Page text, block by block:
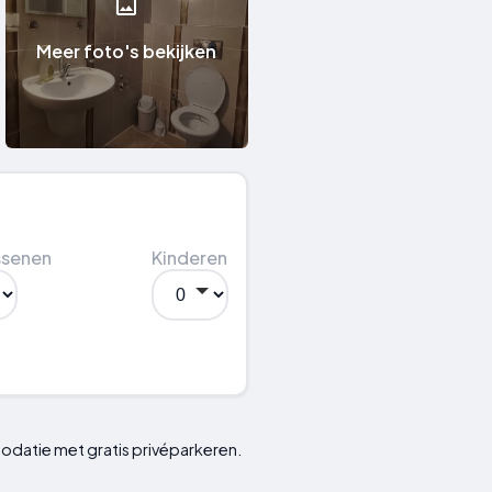
Meer foto's bekijken
Kinderen
met gratis privéparkeren.